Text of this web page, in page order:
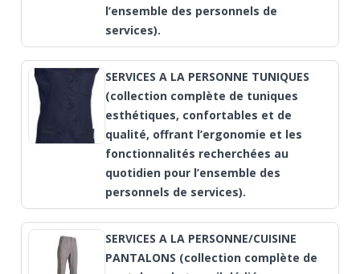
l’ensemble des personnels de
services).
SERVICES A LA PERSONNE TUNIQUES
(collection complète de tuniques
esthétiques, confortables et de
qualité, offrant l’ergonomie et les
fonctionnalités recherchées au
quotidien pour l’ensemble des
personnels de services).
SERVICES A LA PERSONNE/CUISINE
PANTALONS (collection complète de